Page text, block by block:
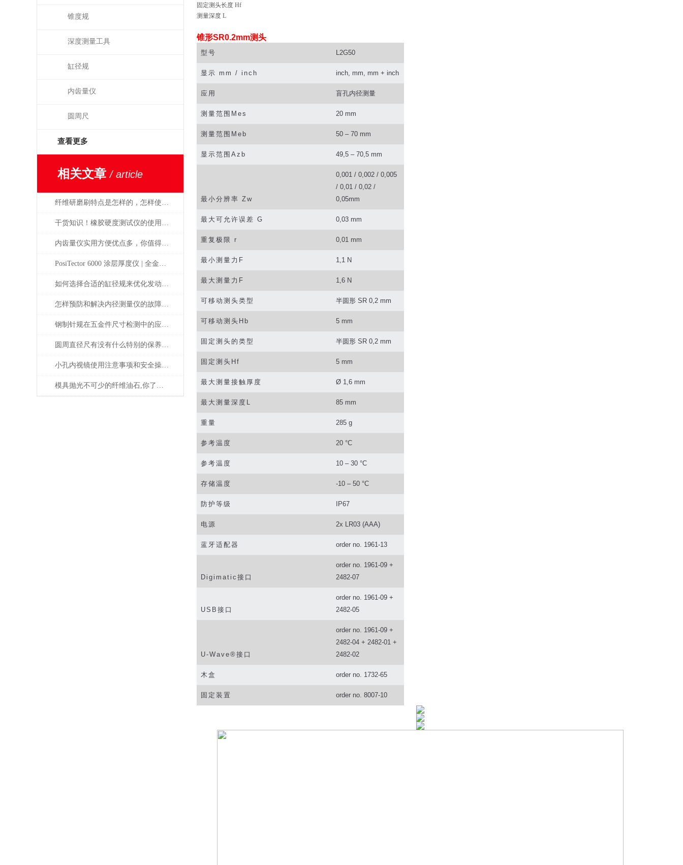
锥度规
深度测量工具
缸径规
内齿量仪
圆周尺
查看更多
相关文章/ article
纤维研磨刷特点是怎样的，怎样使用才正确
干货知识！橡胶硬度测试仪的使用说明
内齿量仪实用方便优点多，你值得拥有
PosiTector 6000 涂层厚度仪 | 全金属通用 高精度工业测厚解决方案
如何选择合适的缸径规来优化发动机性能？
怎样预防和解决内径测量仪的故障问题？
钢制针规在五金件尺寸检测中的应用——日本SK新泻精机
圆周直径尺有没有什么特别的保养方法？
小孔内视镜使用注意事项和安全操作规范
模具抛光不可少的纤维油石,你了解多少呢？
固定测头长度 Hf
测量深度 L
锥形SR0.2mm测头
型号 L2G50
显示 mm / inch inch, mm, mm + inch
应用 盲孔内径测量
测量范围 Mes 20 mm
测量范围 Meb 50 – 70 mm
显示范围 Azb 49,5 – 70,5 mm
最小分辨率 Zw
0,001 / 0,002 / 0,005
/ 0,01 / 0,02 /
0,05mm
最大可允许误差 G 0,03 mm
重复极限 r 0,01 mm
最小测量力 F 1,1 N
最大测量力 F 1,6 N
可移动测头类型 半圆形 SR 0,2 mm
可移动测头 Hb 5 mm
固定测头的类型 半圆形 SR 0,2 mm
固定测头 Hf 5 mm
最大测量接触厚度 Ø 1,6 mm
最大测量深度 L 85 mm
重量 285 g
参考温度 20 °C
参考温度 10 – 30 °C
存储温度 -10 – 50 °C
防护等级 IP67
电源 2x LR03 (AAA)
蓝牙适配器 order no. 1961-13
Digimatic 接口
order no. 1961-09 +
2482-07
USB 接口
order no. 1961-09 +
2482-05
U-Wave®接口
order no. 1961-09 +
2482-04 + 2482-01 +
2482-02
木盒 order no. 1732-65
固定装置 order no. 8007-10